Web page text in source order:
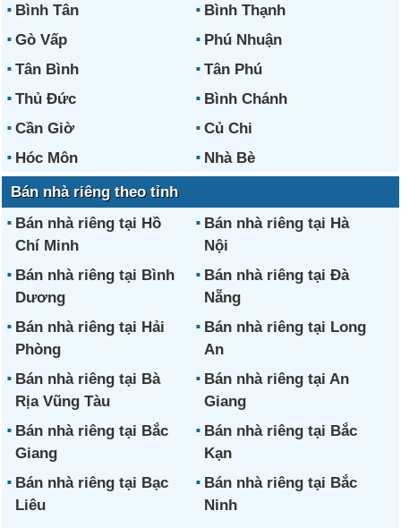
Bình Tân
Bình Thạnh
Gò Vấp
Phú Nhuận
Tân Bình
Tân Phú
Thủ Đức
Bình Chánh
Cần Giờ
Củ Chi
Hóc Môn
Nhà Bè
Bán nhà riêng theo tỉnh
Bán nhà riêng tại Hồ
Chí Minh
Bán nhà riêng tại Hà
Nội
Bán nhà riêng tại Bình
Dương
Bán nhà riêng tại Đà
Nẵng
Bán nhà riêng tại Hải
Phòng
Bán nhà riêng tại Long
An
Bán nhà riêng tại Bà
Rịa Vũng Tàu
Bán nhà riêng tại An
Giang
Bán nhà riêng tại Bắc
Giang
Bán nhà riêng tại Bắc
Kạn
Bán nhà riêng tại Bạc
Liêu
Bán nhà riêng tại Bắc
Ninh